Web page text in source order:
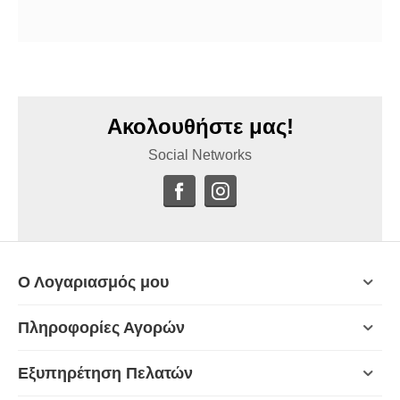
Ακολουθήστε μας!
Social Networks
Ο Λογαριασμός μου
Πληροφορίες Αγορών
Εξυπηρέτηση Πελατών